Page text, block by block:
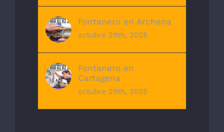
Fontanero en Archena
octubre 29th, 2025
Fontanero en
Cartagena
octubre 29th, 2025